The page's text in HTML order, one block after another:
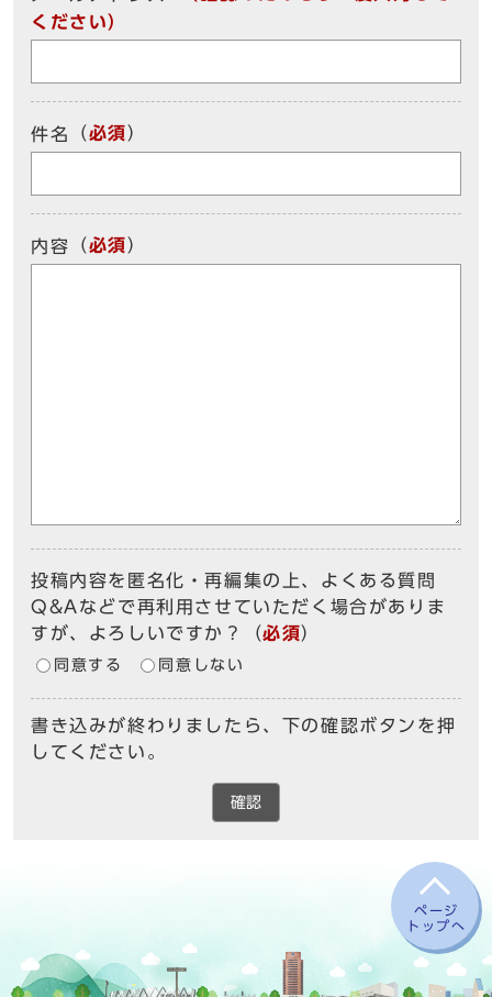
ください）
件名 （必須）
内容 （必須）
投稿内容を匿名化・再編集の上、よくある質問
Q&Aなどで再利用させていただく場合がありま
すが、よろしいですか？
（必須）
同意する 同意しない
書き込みが終わりましたら、下の確認ボタンを押
してください。
確認
ページ
トップへ